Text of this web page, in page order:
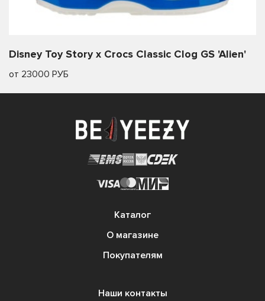
Disney Toy Story x Crocs Classic Clog GS 'Alien'
от 23000 РУБ
Каталог
О магазине
Покупателям
Наши контакты